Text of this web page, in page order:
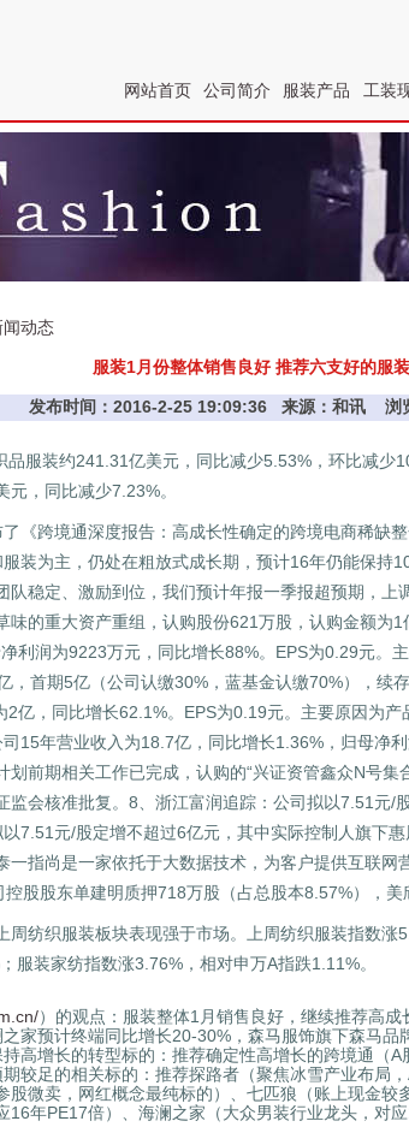
网站首页 公司简介 服装产品 工装
闻动态
服装1月份整体销售良好 推荐六支好的服
发布时间：2016-2-25 19:09:36 来源：和讯 浏
服装约241.31亿美元，同比减少5.53%，环比减少
，同比减少7.23%。
《跨境通深度报告：高成长性确定的跨境电商稀缺
装为主，仍处在粗放式成长期，预计16年仍能保持
队稳定、激励到位，我们预计年报一季报超预期，
味的重大资产重组，认购股份621万股，认购金额为
利润为9223万元，同比增长88%。EPS为0.29元。
，首期5亿（公司认缴30%，蓝基金认缴70%），续
亿，同比增长62.1%。EPS为0.19元。主要原因为
15年营业收入为18.7亿，同比增长1.36%，归母净
前期相关工作已完成，认购的“兴证资管鑫众N号集
监会核准批复。8、浙江富润追踪：公司拟以7.51元
7.51元/股定增不超过6亿元，其中实际控制人旗下
指尚是一家依托于大数据技术，为客户提供互联网
股股东单建明质押718万股（占总股本8.57%），美
周纺织服装板块表现强于市场。上周纺织服装指数
服装家纺指数涨3.76%，相对申万A指跌1.11%。
）的观点：服装整体1月销售良好，继续推荐高
家预计终端同比增长20-30%，森马服饰旗下森马
高增长的转型标的：推荐确定性高增长的跨境通（
较足的相关标的：推荐探路者（聚焦冰雪产业布局
股微卖，网红概念最纯标的）、七匹狼（账上现金
年PE17倍）、海澜之家（大众男装行业龙头，对应